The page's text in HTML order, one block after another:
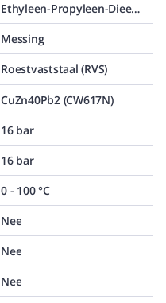
Ethyleen-Propyleen-Dieen-Monomeer (EPDM)
Messing
Roestvaststaal (RVS)
CuZn40Pb2 (CW617N)
16 bar
16 bar
0 - 100 °C
Nee
Nee
Nee